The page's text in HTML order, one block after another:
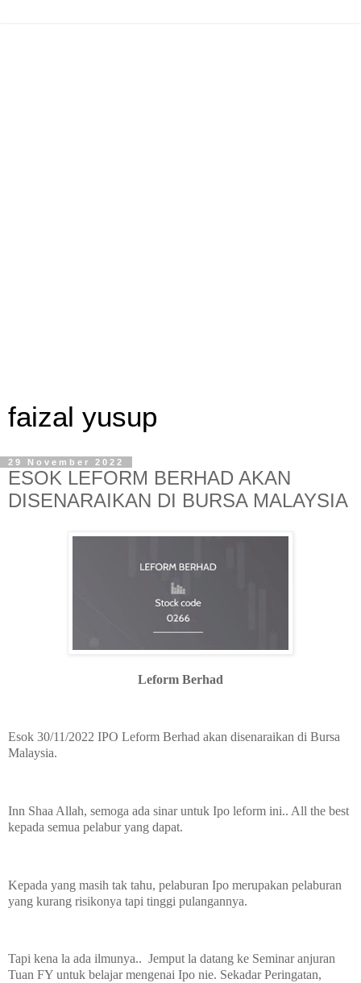
faizal yusup
29 November 2022
ESOK LEFORM BERHAD AKAN
DISENARAIKAN DI BURSA MALAYSIA
Leform Berhad
Esok 30/11/2022 IPO Leform Berhad akan disenaraikan di Bursa
Malaysia.
Inn Shaa Allah, semoga ada sinar untuk Ipo leform ini.. All the best
kepada semua pelabur yang dapat.
Kepada yang masih tak tahu, pelaburan Ipo merupakan pelaburan
yang kurang risikonya tapi tinggi pulangannya.
Tapi kena la ada ilmunya.. Jemput la datang ke Seminar anjuran
Tuan FY untuk belajar mengenai Ipo nie. Sekadar Peringatan,